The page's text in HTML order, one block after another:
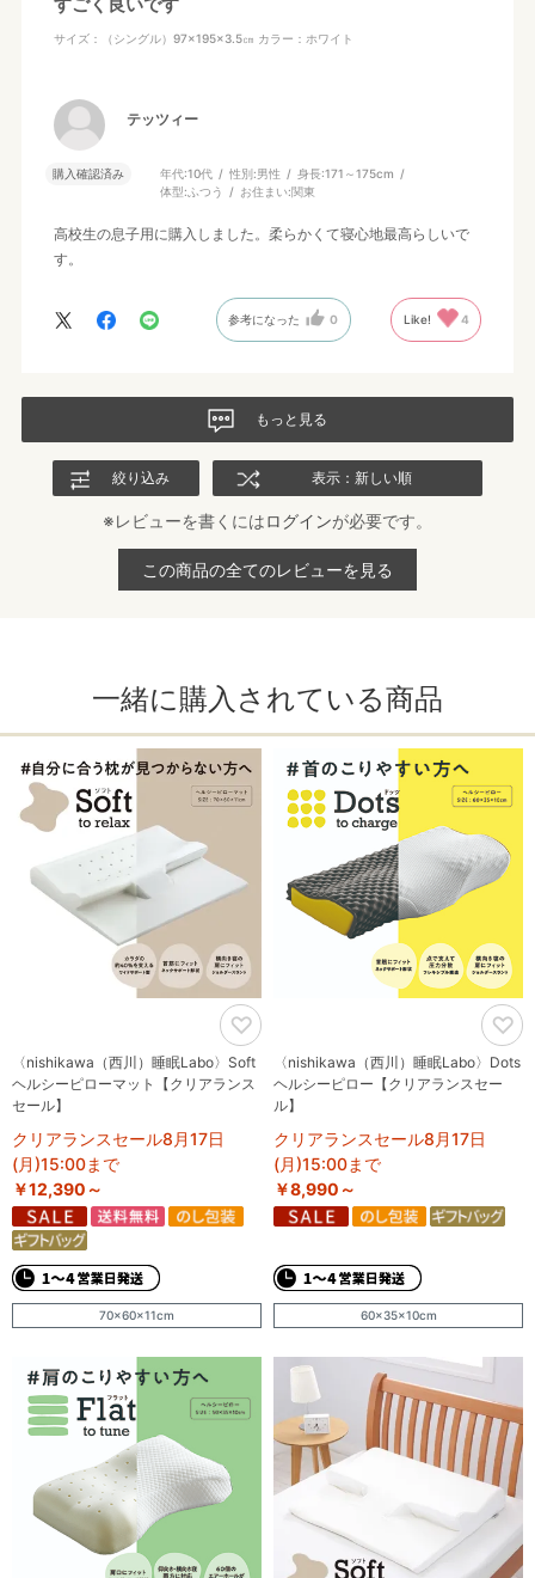
すごく良いです
サイズ：（シングル）97×195×3.5㎝ カラー：ホワイト
テッツィー
購入確認済み 年代:10代 性別:男性 身長:171～175cm
体型: ふつう お住まい:関東
高校生の息子用に購入しました。柔らかくて寝心地最高らしいで
す。
参考になった 0 Like! 4
もっと見る
絞り込み 表示：新しい順
※レビューを書くにはログインが必要です。
この商品の全てのレビューを見る
一緒に購入されている商品
〈nishikawa（西川）睡眠Labo〉Soft
ヘルシーピローマット【クリアランス
セール】
クリアランスセール8月17日
(月)15:00まで
￥12,390～
70×60×11cm
〈nishikawa（西川）睡眠Labo〉Dots
ヘルシーピロー【クリアランスセー
ル】
クリアランスセール8月17日
(月)15:00まで
￥8,990～
60×35×10cm